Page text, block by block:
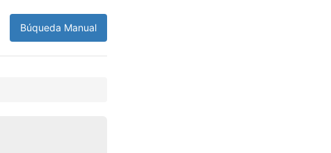
Búqueda Manual